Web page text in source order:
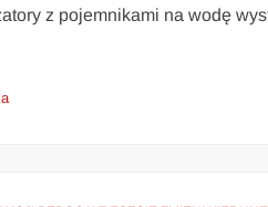
z pojemnikami na wodę